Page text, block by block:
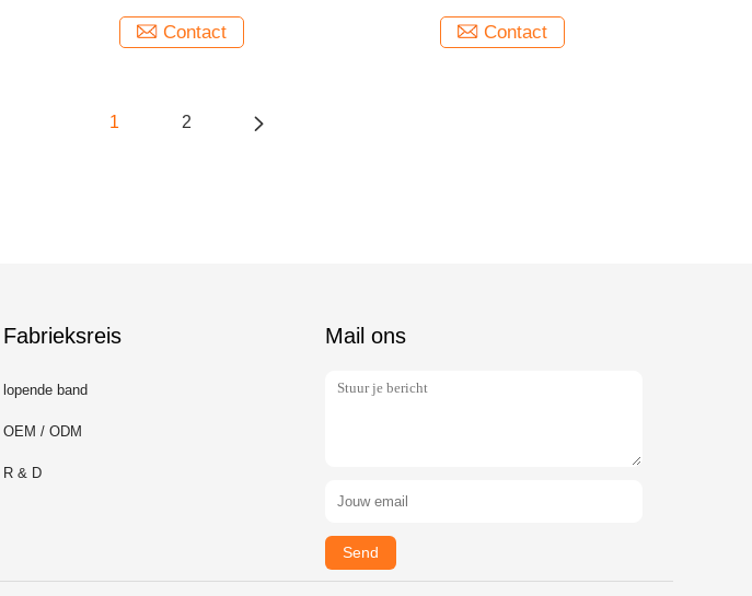
Contact Contact
1 2
Fabrieksreis
lopende band
OEM / ODM
R & D
Mail ons
Send